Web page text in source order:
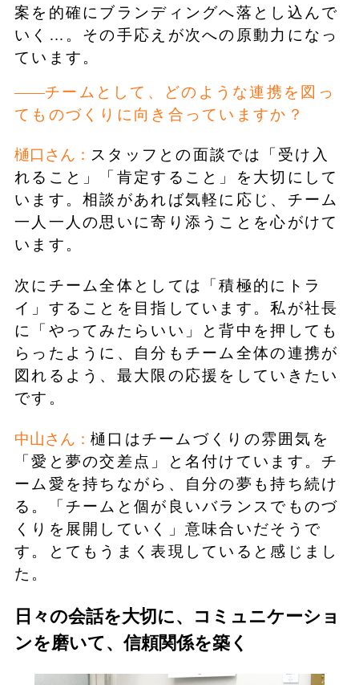
案を的確にブランディングへ落とし込んで
いく…。その手応えが次への原動力になっ
ています。
チームとして、どのような連携を図っ
てものづくりに向き合っていますか？
樋口さん： スタッフとの面談では「受け入
れること」「肯定すること」を大切にして
います。相談があれば気軽に応じ、チーム
一人一人の思いに寄り添うことを心がけて
います。
次にチーム全体としては「積極的にトラ
イ」することを目指しています。私が社長
に「やってみたらいい」と背中を押しても
らったように、自分もチーム全体の連携が
図れるよう、最大限の応援をしていきたい
です。
中山さん： 樋口はチームづくりの雰囲気を
「愛と夢の交差点」と名付けています。チ
ーム愛を持ちながら、自分の夢も持ち続け
る。「チームと個が良いバランスでものづ
くりを展開していく」意味合いだそうで
す。とてもうまく表現していると感じまし
た。
日々の会話を大切に、コミュニケーショ
ンを磨いて、信頼関係を築く